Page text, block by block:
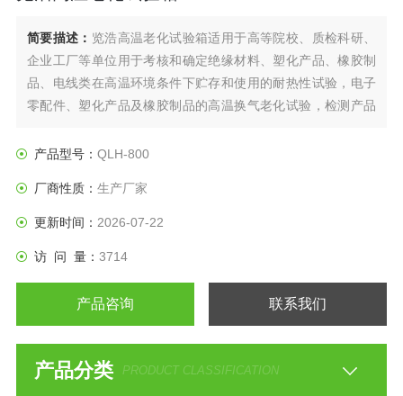
简要描述： 览浩高温老化试验箱适用于高等院校、质检科研、
企业工厂等单位用于考核和确定绝缘材料、塑化产品、橡胶制
品、电线类在高温环境条件下贮存和使用的耐热性试验，电子
零配件、塑化产品及橡胶制品的高温换气老化试验，检测产品
产品型号： QLH-800
厂商性质： 生产厂家
更新时间： 2026-07-22
访 问 量： 3714
产品咨询 联系我们
产品分类 PRODUCT CLASSIFICATION